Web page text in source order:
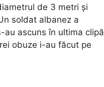
de 3 metri și
soldat albanez a
au ascuns în ultima clipă
obuze i-au făcut pe